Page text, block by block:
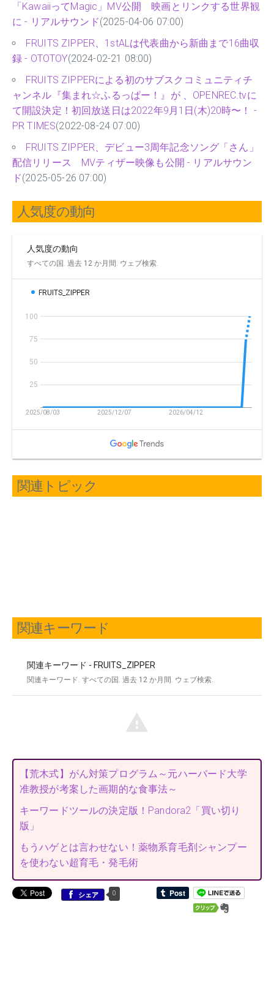
「KawaiiってMagic」MV公開 映画とリンクする世界観
に - リアルサウンド(2025-04-06 07:00)
FRUITS ZIPPER、1stALは代表曲から新曲まで16曲収
録 - OTOTOY(2024-02-21 08:00)
FRUITS ZIPPERによる初のサブスクコミュニティチ
ャンネル『集まれ☆ふるっぱー！』が 、OPENREC.tvに
て開設決定！初回放送日は2022年9月1日(木)20時〜！ -
PR TIMES(2022-08-24 07:00)
FRUITS ZIPPER、デビュー3周年記念ソング「さん」
配信リリース MVティザー映像も公開 - リアルサウン
ド(2025-05-26 07:00)
人気度の動向
関連トピック
関連キーワード
【荒木式】がん対策プログラム～元ハーバード大学
准教授が考案した画期的な食事法～
キーワードツールの決定版！Pandora2「買い切り
版」
もうハゲとは言わせない！薬物系育毛剤シャンプー
を使わない超育毛・発毛術
シェア 0